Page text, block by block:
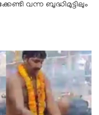
വന്ന ബുദ്ധിമുട്ടിലും